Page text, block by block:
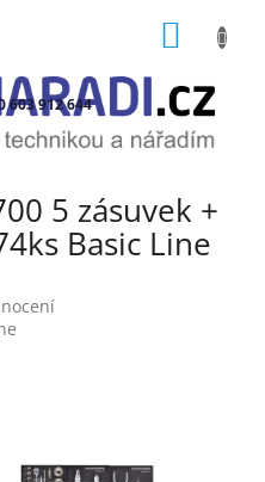
603 912 644
5 zásuvek +
Basic Line